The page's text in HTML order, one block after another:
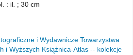
: il. ; 30 cm
i Wydawnicze Towarzystwa
i Wyższych Książnica-Atlas -- kolekcje